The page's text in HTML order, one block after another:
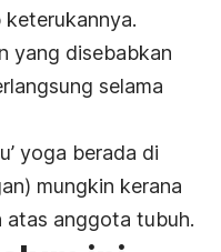
yang disebabkan
selama
yoga berada di
mungkin kerana
atas anggota tubuh.